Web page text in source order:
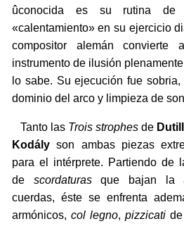
ûconocida es su rutina
«calentamiento» en su ejercicio
compositor alemán
instrumento de ilusión
lo sabe. Su ejecución fue
dominio del arco y limpieza de
Tanto las Trois strophesde
Kodályson ambas piezas
para el intérprete. Partiendo de
de scordaturasque bajan la
cuerdas, éste se enfrenta
armónicos, col legno,pizzicati